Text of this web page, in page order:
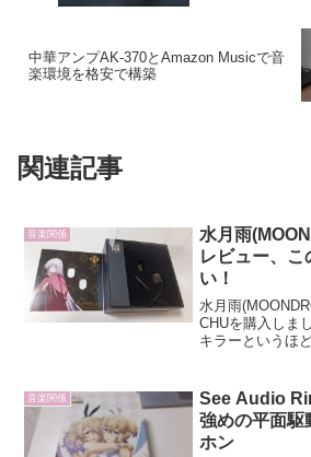
中華アンプAK-370とAmazon Musicで音
楽環境を格安で構築
関連記事
音楽関係
水月雨
レビュー、こ
い！
水月雨
CHUを購入しま
キラーというほ
パッケージです
で和風な...
音楽関係
See Audio
強めの平面駆
ホン